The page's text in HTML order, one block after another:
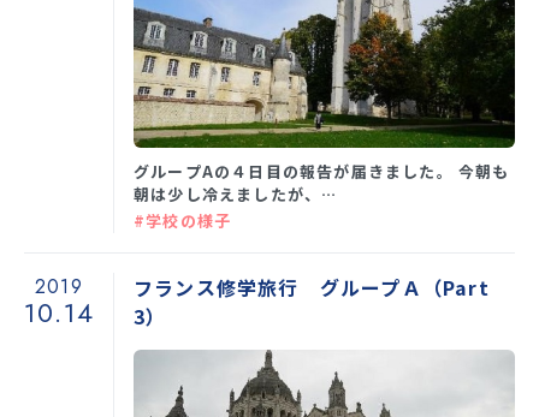
グループAの４日目の報告が届きました。 今朝も
朝は少し冷えましたが、…
#学校の様子
2019
10.14
フランス修学旅行 グループＡ（Part
3）